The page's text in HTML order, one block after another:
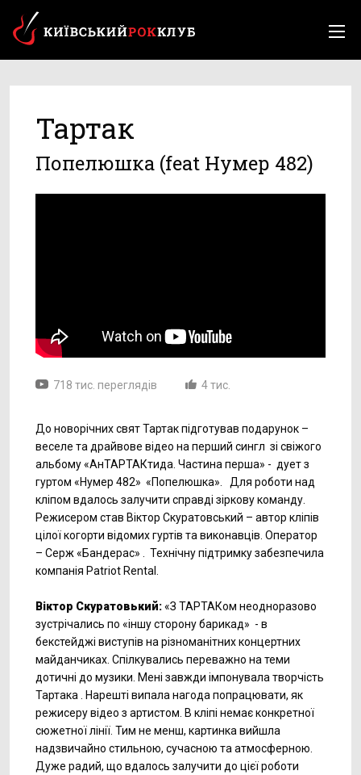
Тартак
Попелюшка (feat Нумер 482)
718 тис. переглядів 4 тис.
До новорічних свят Тартак підготував подарунок –
веселе та драйвове відео на перший сингл зі свіжого
альбому «АнТАРТАКтида. Частина перша» - дует з
гуртом «Нумер 482» «Попелюшка». Для роботи над
кліпом вдалось залучити справді зіркову команду.
Режисером став Віктор Скуратовський – автор кліпів
цілої когорти відомих гуртів та виконавців. Оператор
– Серж «Бандерас» . Технічну підтримку забезпечила
компанія Patriot Rental.
Віктор Скуратовький:«З ТАРТАКом неодноразово
зустрічались по «іншу сторону барикад» - в
бекстейджі виступів на різноманітних концертних
майданчиках. Спілкувались переважно на теми
дотичні до музики. Мені завжди імпонувала творчість
Тартака . Нарешті випала нагода попрацювати, як
режисеру відео з артистом. В кліпі немає конкретної
сюжетної лінії. Тим не менш, картинка вийшла
надзвичайно стильною, сучасною та атмосферною.
Дуже радий, що вдалось залучити до цієї роботи